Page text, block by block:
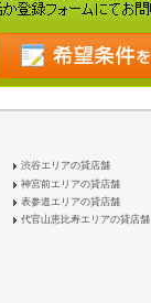
渋谷エリアの貸店舗
神宮前エリアの貸店舗
表参道エリアの貸店舗
代官山恵比寿エリアの貸店舗